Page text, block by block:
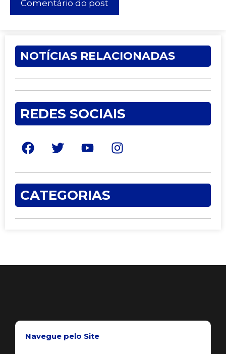
NOTÍCIAS RELACIONADAS
REDES SOCIAIS
CATEGORIAS
Navegue pelo Site